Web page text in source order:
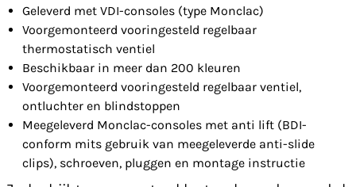
Geleverd met VDI-consoles (type Monclac)
Voorgemonteerd vooringesteld regelbaar
thermostatisch ventiel
Beschikbaar in meer dan 200 kleuren
Voorgemonteerd vooringesteld regelbaar ventiel,
ontluchter en blindstoppen
Meegeleverd Monclac-consoles met anti lift (BDI-
conform mits gebruik van meegeleverde anti-slide
clips), schroeven, pluggen en montage instructie